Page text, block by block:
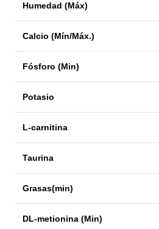
Humedad (Máx)
Calcio (Mín/Máx.)
Fósforo (Min)
Potasio
L-carnitina
Taurina
Grasas(min)
DL-metionina (Min)